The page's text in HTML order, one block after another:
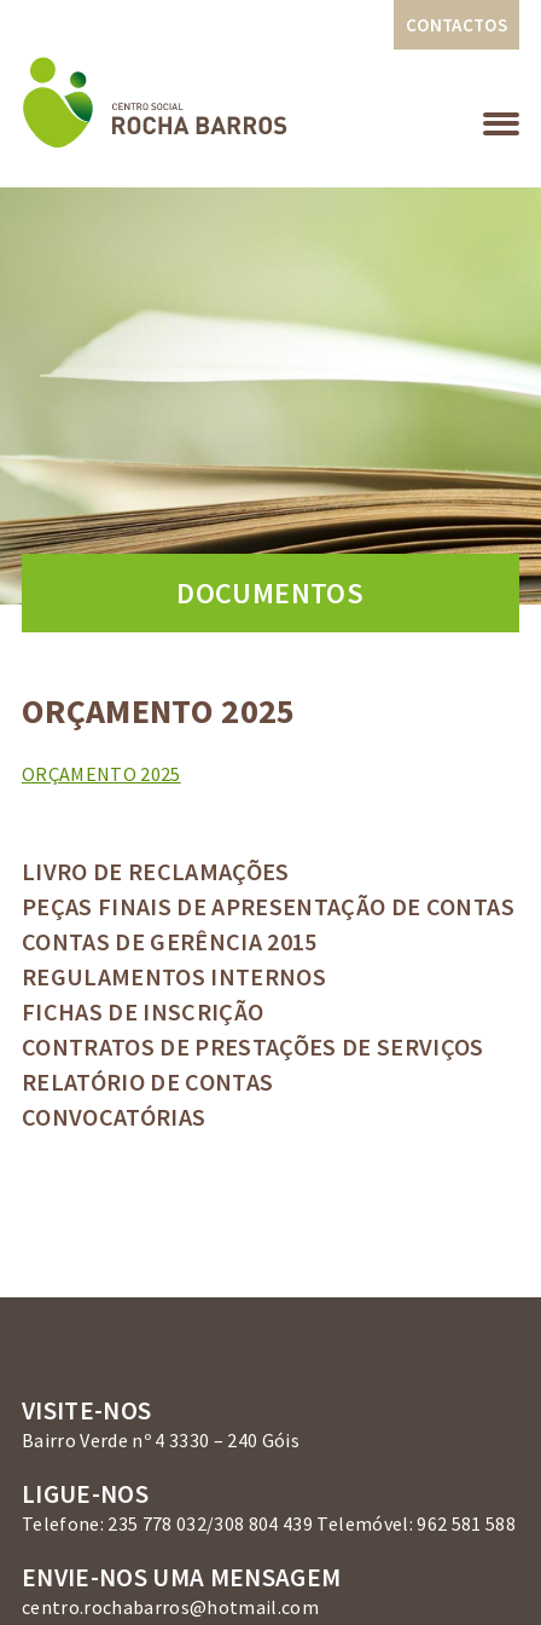
CONTACTOS
DOCUMENTOS
LIVRO DE RECLAMAÇÕES
PEÇAS FINAIS DE APRESENTAÇÃO DE CONTAS
CONTAS DE GERÊNCIA 2015
REGULAMENTOS INTERNOS
FICHAS DE INSCRIÇÃO
CONTRATOS DE PRESTAÇÕES DE SERVIÇOS
RELATÓRIO DE CONTAS
CONVOCATÓRIAS
ORÇAMENTO 2025
ORÇAMENTO 2025
VISITE-NOS
Bairro Verde nº 4 3330 – 240 Góis
LIGUE-NOS
Telefone: 235 778 032/308 804 439 Telemóvel: 962 581 588
ENVIE-NOS UMA MENSAGEM
centro.rochabarros@hotmail.com